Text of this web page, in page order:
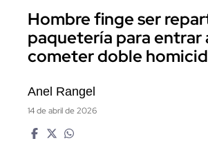
Hombre finge ser
paquetería para entrar
cometer doble
Anel Rangel
14 de abril de 2026